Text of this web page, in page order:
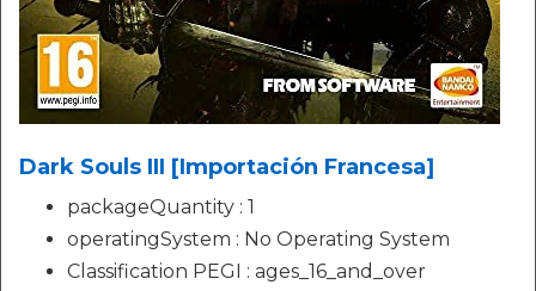
Dark Souls III [Importación Francesa]
packageQuantity : 1
operatingSystem : No Operating System
Classification PEGI : ages_16_and_over